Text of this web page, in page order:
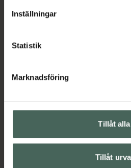
lagligheten av behandling som
Inställningar
Statistik
Marknadsföring
Tillåt alla
Tillåt
Kronans Apotek finns här för dig.
datorn. Oavsett vem du är så
med oss.
Kundservice
Kontakta oss
Hitta apotek
Leverans, betalning och retur